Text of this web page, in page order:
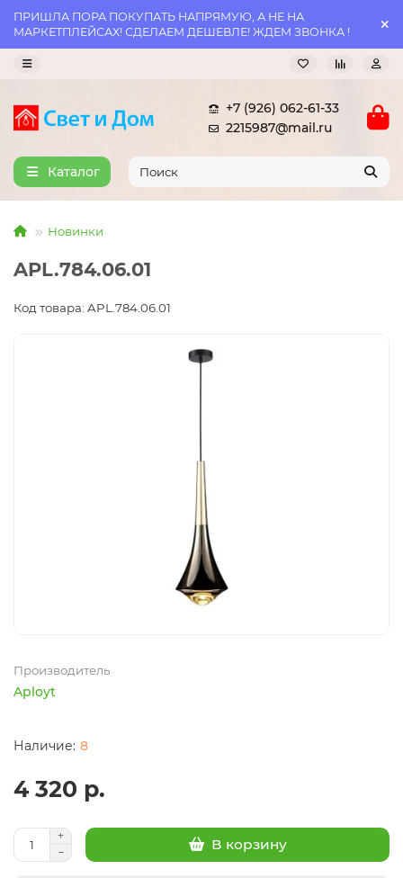
ПРИШЛА ПОРА ПОКУПАТЬ НАПРЯМУЮ, А НЕ НА
МАРКЕТПЛЕЙСАХ! СДЕЛАЕМ ДЕШЕВЛЕ! ЖДЕМ ЗВОНКА !
+7 (926) 062-61-33
2215987@mail.ru
Каталог
Новинки
APL.784.06.01
Код товара: APL.784.06.01
Производитель
Aployt
8
4 320 р.
В корзину